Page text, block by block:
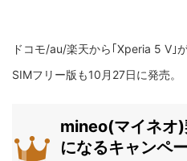
ドコモ/au/楽天から｢Xperia 5 V｣
SIMフリー版も10月27日に発売。
mineo(マイネオ
になるキャンペ